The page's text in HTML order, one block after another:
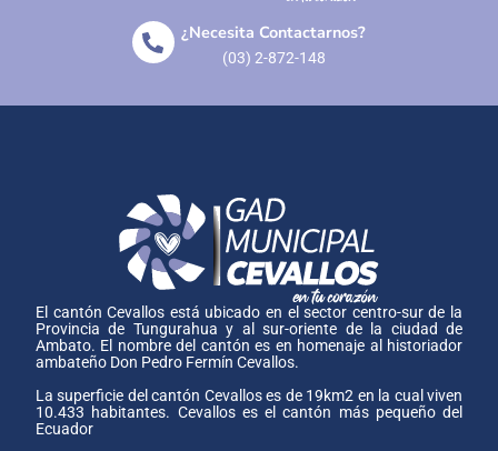
¿Necesita Contactarnos?
(03) 2-872-148
El cantón Cevallos está ubicado en el sector centro-sur de la
Provincia de Tungurahua y al sur-oriente de la ciudad de
Ambato. El nombre del cantón es en homenaje al historiador
ambateño Don Pedro Fermín Cevallos.
La superficie del cantón Cevallos es de 19km2 en la cual viven
10.433 habitantes. Cevallos es el cantón más pequeño del
Ecuador